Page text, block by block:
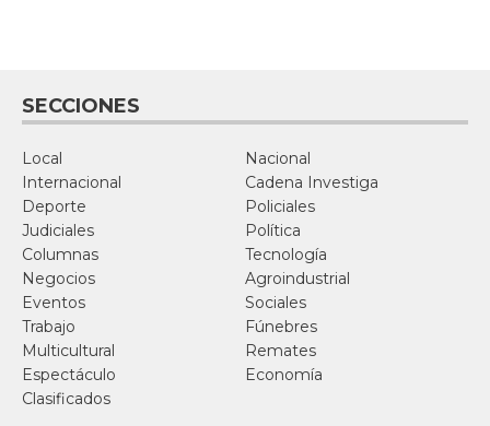
SECCIONES
Local
Nacional
Internacional
Cadena Investiga
Deporte
Policiales
Judiciales
Política
Columnas
Tecnología
Negocios
Agroindustrial
Eventos
Sociales
Trabajo
Fúnebres
Multicultural
Remates
Espectáculo
Economía
Clasificados